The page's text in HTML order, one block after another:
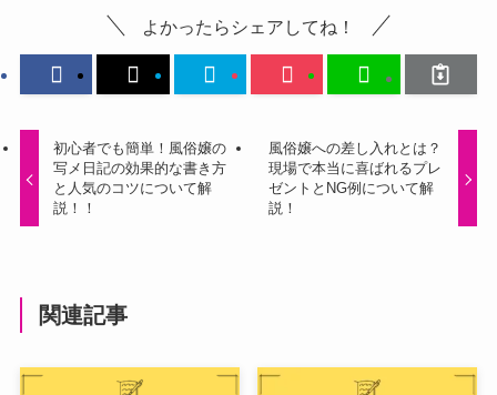
よかったらシェアしてね！
初心者でも簡単！風俗嬢の
写メ日記の効果的な書き方
と人気のコツについて解
説！！
風俗嬢への差し入れとは？
現場で本当に喜ばれるプレ
ゼントとNG例について解
説！
関連記事